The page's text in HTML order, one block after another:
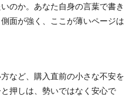
のか。あなた自身の言葉で書き
面が強く、ここが薄いページは
など、購入直前の小さな不安を
押しは、勢いではなく安心で